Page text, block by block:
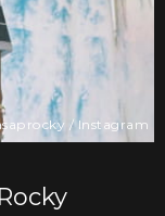
/ Instagram